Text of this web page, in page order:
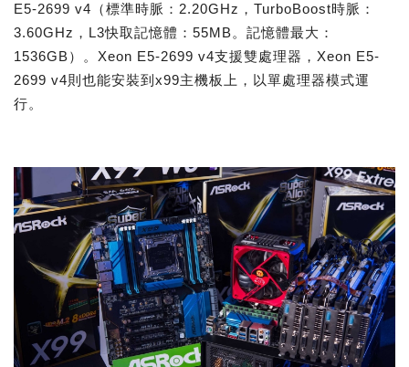
E5-2699 v4（標準時脈：2.20GHz，TurboBoost時脈：
3.60GHz，L3快取記憶體：55MB。記憶體最大：
1536GB）。Xeon E5-2699 v4支援雙處理器，Xeon E5-
2699 v4則也能安裝到x99主機板上，以單處理器模式運
行。